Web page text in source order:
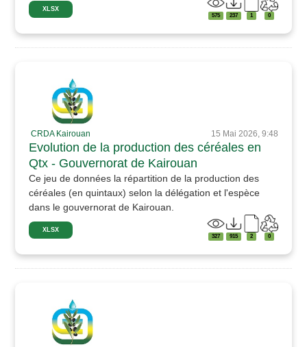
XLSX
575 237 1 0
CRDA Kairouan 15 Mai 2026, 9:48
Evolution de la production des céréales en
Qtx - Gouvernorat de Kairouan
Ce jeu de données la répartition de la production des
céréales (en quintaux) selon la délégation et l'espèce
dans le gouvernorat de Kairouan.
XLSX
327 915 2 0